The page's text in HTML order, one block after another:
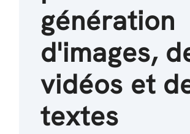
génération
d'images,
vidéos et
textes